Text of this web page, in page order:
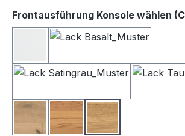
Frontausführung Konsole wählen
BalkeneicheKernbucheWildeiche